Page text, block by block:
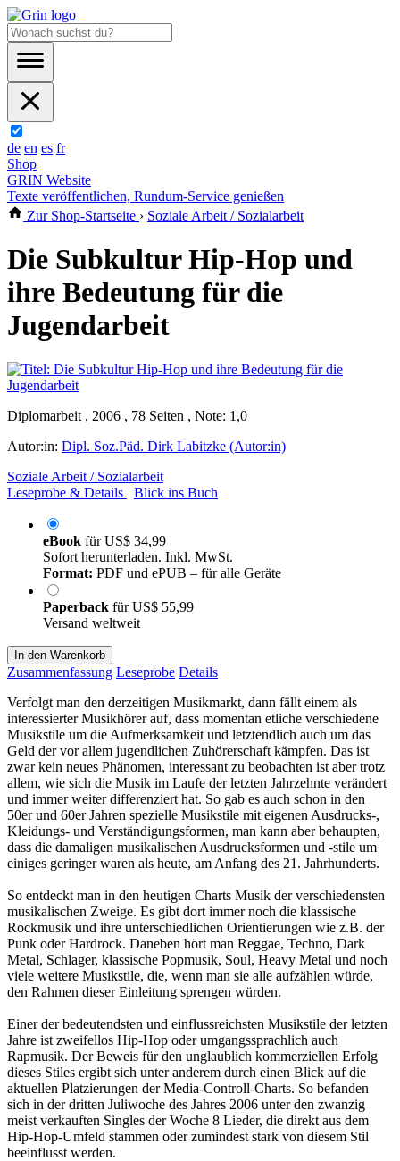
de en es fr
Shop
GRIN Website
Texte veröffentlichen, Rundum-Service genießen
Zur Shop-Startseite › Soziale Arbeit / Sozialarbeit
Die Subkultur Hip-Hop und
ihre Bedeutung für die
Jugendarbeit
Diplomarbeit , 2006 , 78 Seiten , Note: 1,0
Autor:in: Dipl. Soz.Päd. Dirk Labitzke (Autor:in)
Soziale Arbeit / Sozialarbeit
Leseprobe & Details
Blick ins Buch
eBook fürUS$ 34,99
Sofort herunterladen. Inkl. MwSt.
Format: PDF und ePUB – für alle Geräte
Paperback fürUS$ 55,99
Versand weltweit
In den Warenkorb
Zusammenfassung Leseprobe Details
Verfolgt man den derzeitigen Musikmarkt, dann fällt einem als
interessierter Musikhörer auf, dass momentan etliche verschiedene
Musikstile um die Aufmerksamkeit und letztendlich auch um das
Geld der vor allem jugendlichen Zuhörerschaft kämpfen. Das ist
zwar kein neues Phänomen, interessant zu beobachten ist aber trotz
allem, wie sich die Musik im Laufe der letzten Jahrzehnte verändert
und immer weiter differenziert hat. So gab es auch schon in den
50er und 60er Jahren spezielle Musikstile mit eigenen Ausdrucks-,
Kleidungs- und Verständigungsformen, man kann aber behaupten,
dass die damaligen musikalischen Ausdrucksformen und -stile um
einiges geringer waren als heute, am Anfang des 21. Jahrhunderts.
So entdeckt man in den heutigen Charts Musik der verschiedensten
musikalischen Zweige. Es gibt dort immer noch die klassische
Rockmusik und ihre unterschiedlichen Orientierungen wie z.B. der
Punk oder Hardrock. Daneben hört man Reggae, Techno, Dark
Metal, Schlager, klassische Popmusik, Soul, Heavy Metal und noch
viele weitere Musikstile, die, wenn man sie alle aufzählen würde,
den Rahmen dieser Einleitung sprengen würden.
Einer der bedeutendsten und einflussreichsten Musikstile der letzten
Jahre ist zweifellos Hip-Hop oder umgangssprachlich auch
Rapmusik. Der Beweis für den unglaublich kommerziellen Erfolg
dieses Stiles ergibt sich unter anderem durch einen Blick auf die
aktuellen Platzierungen der Media-Controll-Charts. So befanden
sich in der dritten Juliwoche des Jahres 2006 unter den zwanzig
meist verkauften Singles der Woche 8 Lieder, die direkt aus dem
Hip-Hop-Umfeld stammen oder zumindest stark von diesem Stil
beeinflusst werden.